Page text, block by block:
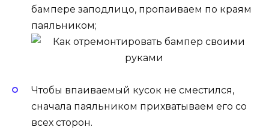
бампере заподлицо, пропаиваем по краям
паяльником;
Чтобы впаиваемый кусок не сместился,
сначала паяльником прихватываем его со
всех сторон.